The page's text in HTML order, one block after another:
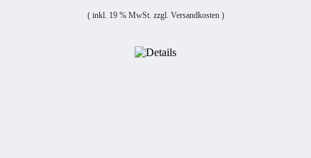
( inkl. 19 % MwSt. zzgl. Versandkosten)